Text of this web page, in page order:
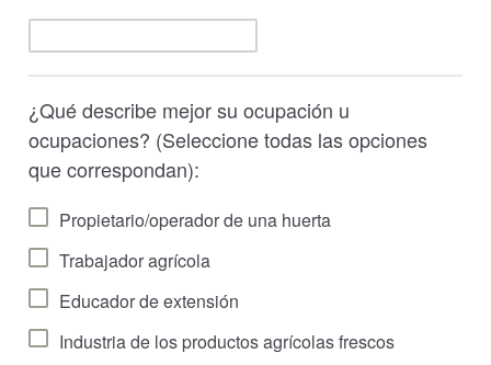
¿Qué describe mejor su ocupación u
ocupaciones? (Seleccione todas las opciones
que correspondan):
Propietario/operador de una huerta
Trabajador agrícola
Educador de extensión
Industria de los productos agrícolas frescos